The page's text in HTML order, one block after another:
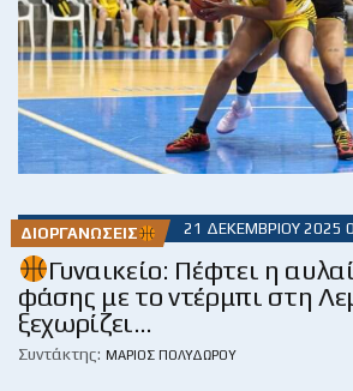
ΔΙΟΡΓΑΝΏΣΕΙΣ 21 ΔΕΚΕΜΒΡΊΟΥ 2025
Γυναικείο: Πέφτει η
φάσης με το ντέρμπι στη
ξεχωρίζει…
Συντάκτης: ΜΆΡΙΟΣ ΠΟΛΥΔΏΡΟΥ